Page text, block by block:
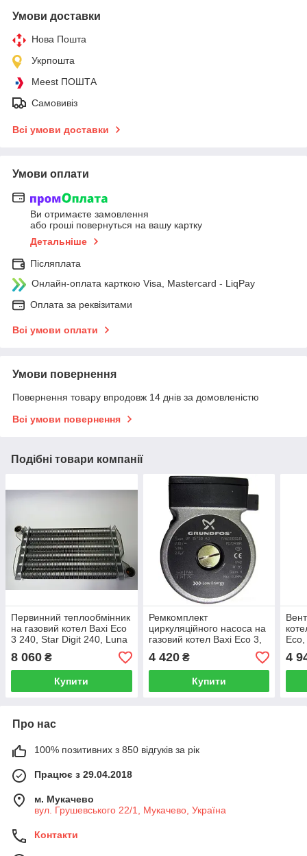
Умови доставки
Нова Пошта
Укрпошта
Meest ПОШТА
Самовивіз
Всі умови доставки
Умови оплати
Ви отримаєте замовлення
або гроші повернуться на вашу картку
Детальніше
Післяплата
Онлайн-оплата карткою Visa, Mastercard - LiqPay
Оплата за реквізитами
Всі умови оплати
Умови повернення
Повернення товару впродовж 14 днів за домовленістю
Всі умови повернення
Подібні товари компанії
Первинний теплообмінник
на газовий котел Baxi Eco
3 240, Star Digit 240, Luna
3 Comfort 240 5681190
8 060 ₴
Купити
Ремкомплект
циркуляційного насоса на
газовий котел Baxi Eco 3,
Ecofour, Luna 3 / Westen
Pulsar, Star Digital
4 420₴
Купити
4
Про нас
100% позитивних з 850 відгуків за рік
Працює з 29.04.2018
м. Мукачево
вул. Грушевського 22/1, Мукачево, Україна
Контакти